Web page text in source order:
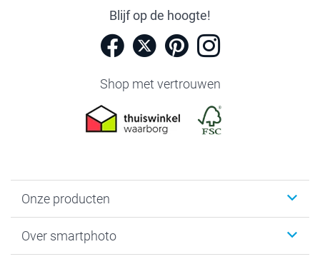
Blijf op de hoogte!
Shop met vertrouwen
Onze producten
Fotoboeken
Over smartphoto